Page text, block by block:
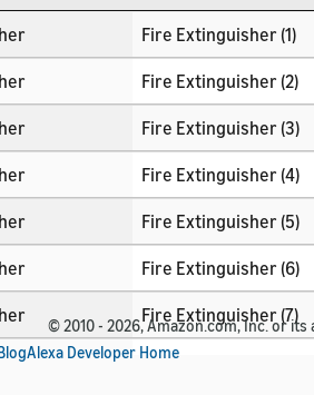
名前
Fire Extinguisher (1)
Fire Extinguisher (2)
Fire Extinguisher (3)
Fire Extinguisher (4)
Fire Extinguisher (5)
Fire Extinguisher (6)
Fire Extinguisher (7)
Fire Extinguisher (8)
© 2010 - 2026, Amazon.com, Inc. or its
Alexa Developer Home